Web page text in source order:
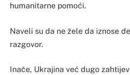
humanitarne pomoći.
Naveli su da ne žele da iznose
razgovor.
Inače, Ukrajina već dugo